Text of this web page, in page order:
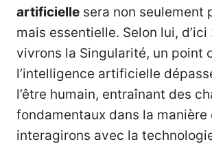
artificielle sera non seulement
mais essentielle. Selon lui,
vivrons la Singularité, un point
l’intelligence artificielle
l’être humain, entraînant des
fondamentaux dans la manière
interagirons avec la